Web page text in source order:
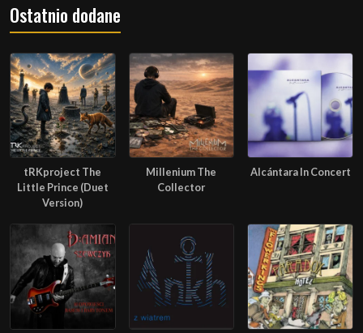
Ostatnio dodane
tRKproject The
Little Prince (Duet
Version)
Millenium The
Collector
Alcántara In Concert